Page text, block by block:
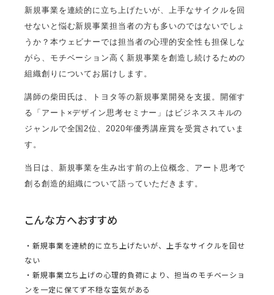
新規事業を連続的に立ち上げたいが、上手なサイクルを回
せないと悩む新規事業担当者の方も多いのではないでしょ
うか？本ウェビナーでは担当者の心理的安全性も担保しな
がら、モチベーション高く新規事業を創造し続けるための
組織創りについてお届けします。
講師の柴田氏は、トヨタ等の新規事業開発を支援。開催す
る「アート×デザイン思考セミナー」はビジネススキルの
ジャンルで全国2位、2020年優秀講座賞を受賞されていま
す。
当日は、新規事業を生み出す前の上位概念、アート思考で
創る創造的組織について語っていただきます。
こんな方へおすすめ
・新規事業を連続的に立ち上げたいが、上手なサイクルを回せ
ない
・新規事業立ち上げの心理的負荷により、担当のモチベーショ
ンを一定に保てず不穏な空気がある